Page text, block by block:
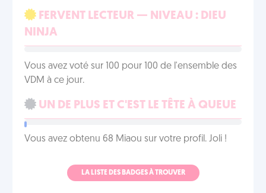
FERVENT LECTEUR — NIVEAU : DIEU
NINJA
Vous avez voté sur 100 pour 100 de l'ensemble des
VDM à ce jour.
UN DE PLUS ET C'EST LE TÊTE À QUEUE
Vous avez obtenu 68 Miaou sur votre profil. Joli !
LA LISTE DES BADGES À TROUVER